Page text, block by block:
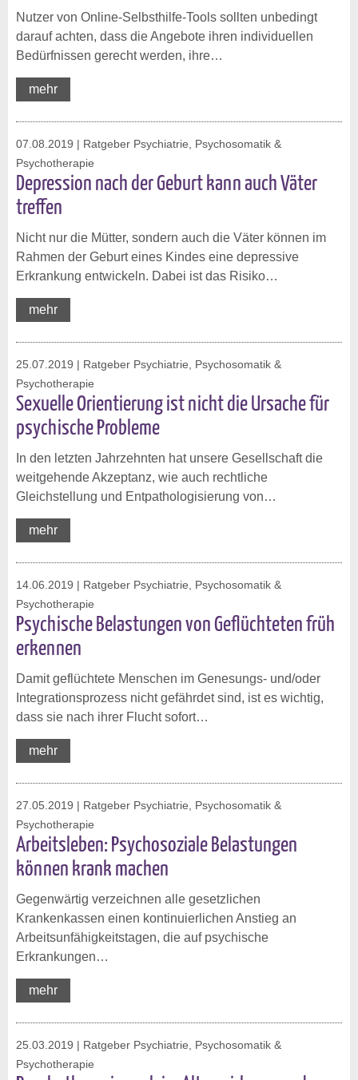
Nutzer von Online-Selbsthilfe-Tools sollten unbedingt
darauf achten, dass die Angebote ihren individuellen
Bedürfnissen gerecht werden, ihre…
mehr
07.08.2019 | Ratgeber Psychiatrie, Psychosomatik &
Psychotherapie
Depression nach der Geburt kann auch Väter
treffen
Nicht nur die Mütter, sondern auch die Väter können im
Rahmen der Geburt eines Kindes eine depressive
Erkrankung entwickeln. Dabei ist das Risiko…
mehr
25.07.2019 | Ratgeber Psychiatrie, Psychosomatik &
Psychotherapie
Sexuelle Orientierung ist nicht die Ursache für
psychische Probleme
In den letzten Jahrzehnten hat unsere Gesellschaft die
weitgehende Akzeptanz, wie auch rechtliche
Gleichstellung und Entpathologisierung von…
mehr
14.06.2019 | Ratgeber Psychiatrie, Psychosomatik &
Psychotherapie
Psychische Belastungen von Geflüchteten früh
erkennen
Damit geflüchtete Menschen im Genesungs- und/oder
Integrationsprozess nicht gefährdet sind, ist es wichtig,
dass sie nach ihrer Flucht sofort…
mehr
27.05.2019 | Ratgeber Psychiatrie, Psychosomatik &
Psychotherapie
Arbeitsleben: Psychosoziale Belastungen
können krank machen
Gegenwärtig verzeichnen alle gesetzlichen
Krankenkassen einen kontinuierlichen Anstieg an
Arbeitsunfähigkeitstagen, die auf psychische
Erkrankungen…
mehr
25.03.2019 | Ratgeber Psychiatrie, Psychosomatik &
Psychotherapie